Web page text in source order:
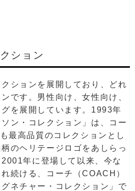
ション
ションを展開しており、どれ
です。男性向け、女性向け、
を展開しています。1993年
ン・コレクション」は、コー
最高品質のコレクションとし
のヘリテージロゴをあしらっ
年に登場して以来、今な
続ける、コーチ（COACH）
ネチャー・コレクション」で